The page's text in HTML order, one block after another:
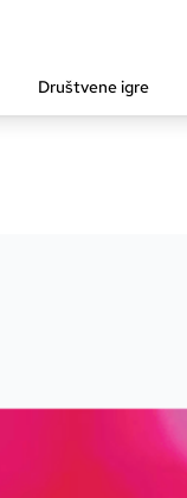
Društvene igre